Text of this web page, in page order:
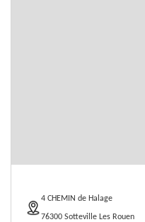
4 CHEMIN de Halage
76300 Sotteville Les Rouen